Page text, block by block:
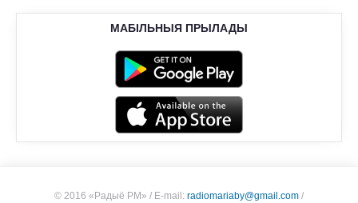
МАБІЛЬНЫЯ ПРЫЛАДЫ
© 2016 «Радыё РМ» / E-mail: radiomariaby@gmail.com /